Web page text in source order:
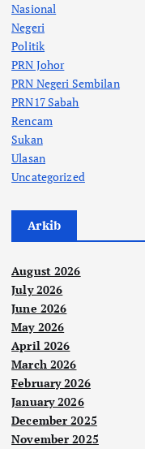
Nasional
Negeri
Politik
PRN Johor
PRN Negeri Sembilan
PRN17 Sabah
Rencam
Sukan
Ulasan
Uncategorized
Arkib
August 2026
July 2026
June 2026
May 2026
April 2026
March 2026
February 2026
January 2026
December 2025
November 2025